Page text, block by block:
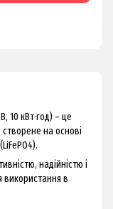
10 кВт·год) – це
створене на основі
надійністю і
використання в